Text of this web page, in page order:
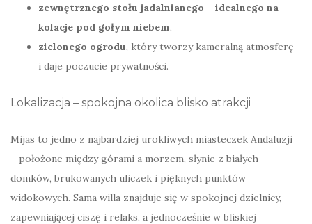
zewnętrznego stołu jadalnianego – idealnego na
kolacje pod gołym niebem,
zielonego ogrodu, który tworzy kameralną atmosferę
i daje poczucie prywatności.
Lokalizacja – spokojna okolica blisko atrakcji
Mijas to jedno z najbardziej urokliwych miasteczek Andaluzji
– położone między górami a morzem, słynie z białych
domków, brukowanych uliczek i pięknych punktów
widokowych. Sama willa znajduje się w spokojnej dzielnicy,
zapewniającej ciszę i relaks, a jednocześnie w bliskiej